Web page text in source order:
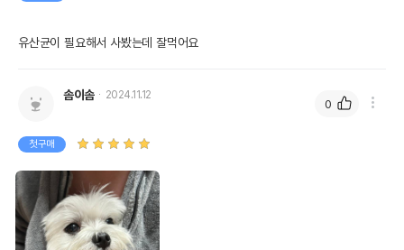
유산균이 필요해서 사봤는데 잘먹어요
솜이솜 2024.11.12
첫구매
0